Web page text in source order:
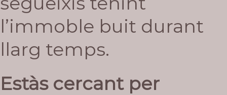
l’immoble buit durant
llarg temps.
Estàs cercant per